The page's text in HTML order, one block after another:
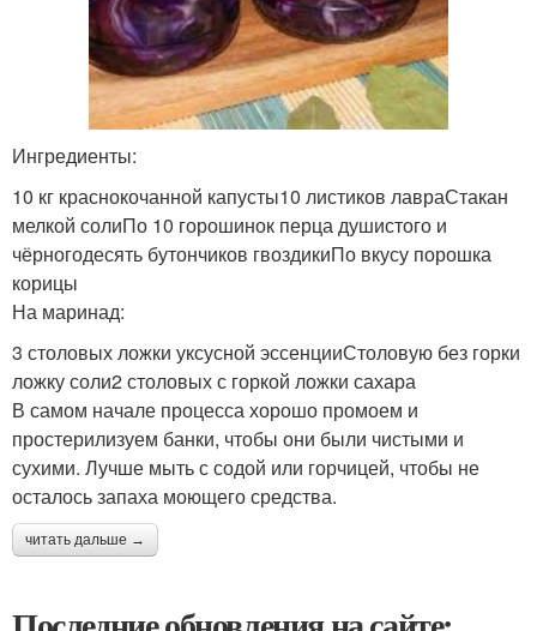
Ингредиенты:
10 кг краснокочанной капусты10 листиков лавраСтакан
мелкой солиПо 10 горошинок перца душистого и
чёрногодесять бутончиков гвоздикиПо вкусу порошка
корицы
На маринад:
3 столовых ложки уксусной эссенцииСтоловую без горки
ложку соли2 столовых с горкой ложки сахара
В самом начале процесса хорошо промоем и
простерилизуем банки, чтобы они были чистыми и
сухими. Лучше мыть с содой или горчицей, чтобы не
осталось запаха моющего средства.
читать дальше →